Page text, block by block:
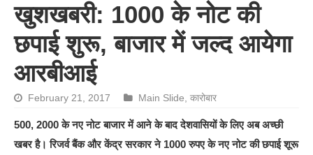
खुशखबरी: 1000 के नोट की
छपाई शुरू, बाजार में जल्द आयेगा
आरबीआई
February 21, 2017 Main Slide,कारोबार
500, 2000 के नए नोट बाजार में आने के बाद देशवासियों के लिए अब अच्छी
खबर है। रिजर्व बैंक और केंद्र सरकार ने 1000 रुपए के नए नोट की छपाई शूरू